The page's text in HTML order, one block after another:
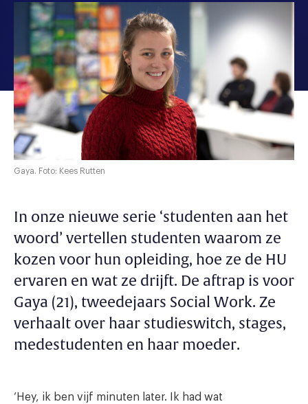
Gaya. Foto: Kees Rutten
In onze nieuwe serie ‘studenten aan het
woord’ vertellen studenten waarom ze
kozen voor hun opleiding, hoe ze de HU
ervaren en wat ze drijft. De aftrap is voor
Gaya (21), tweedejaars Social Work. Ze
verhaalt over haar studieswitch, stages,
medestudenten en haar moeder.
‘Hey, ik ben vijf minuten later. Ik had wat